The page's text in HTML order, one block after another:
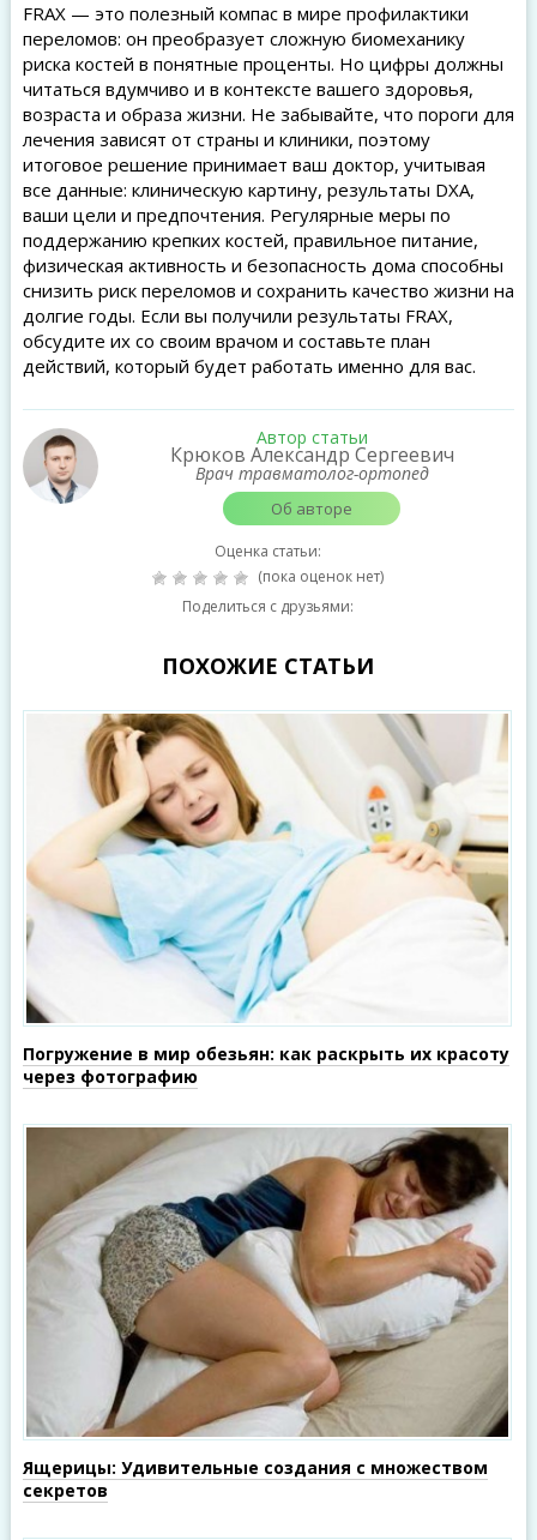
FRAX — это полезный компас в мире профилактики
переломов: он преобразует сложную биомеханику
риска костей в понятные проценты. Но цифры должны
читаться вдумчиво и в контексте вашего здоровья,
возраста и образа жизни. Не забывайте, что пороги для
лечения зависят от страны и клиники, поэтому
итоговое решение принимает ваш доктор, учитывая
все данные: клиническую картину, результаты DXA,
ваши цели и предпочтения. Регулярные меры по
поддержанию крепких костей, правильное питание,
физическая активность и безопасность дома способны
снизить риск переломов и сохранить качество жизни на
долгие годы. Если вы получили результаты FRAX,
обсудите их со своим врачом и составьте план
действий, который будет работать именно для вас.
Автор статьи
Крюков Александр Сергеевич
Врач травматолог-ортопед
Об авторе
Оценка статьи:
(пока оценок нет)
Поделиться с друзьями:
ПОХОЖИЕ СТАТЬИ
Погружение в мир обезьян: как раскрыть их красоту
через фотографию
Ящерицы: Удивительные создания с множеством
секретов